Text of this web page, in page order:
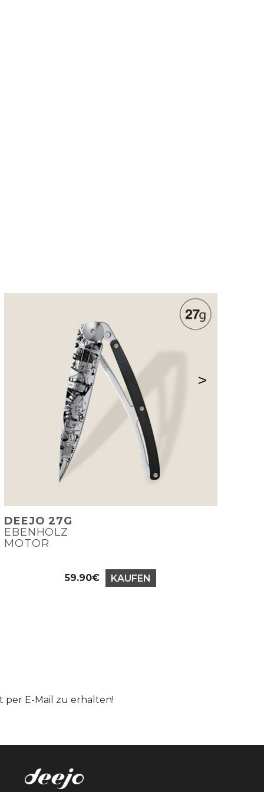
DEEJO 27G
EBENHOLZ
MOTOR
Preis
59.90€ KAUFEN
>
E-Mail zu erhalten!